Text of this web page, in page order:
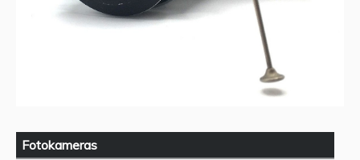
Fotokameras